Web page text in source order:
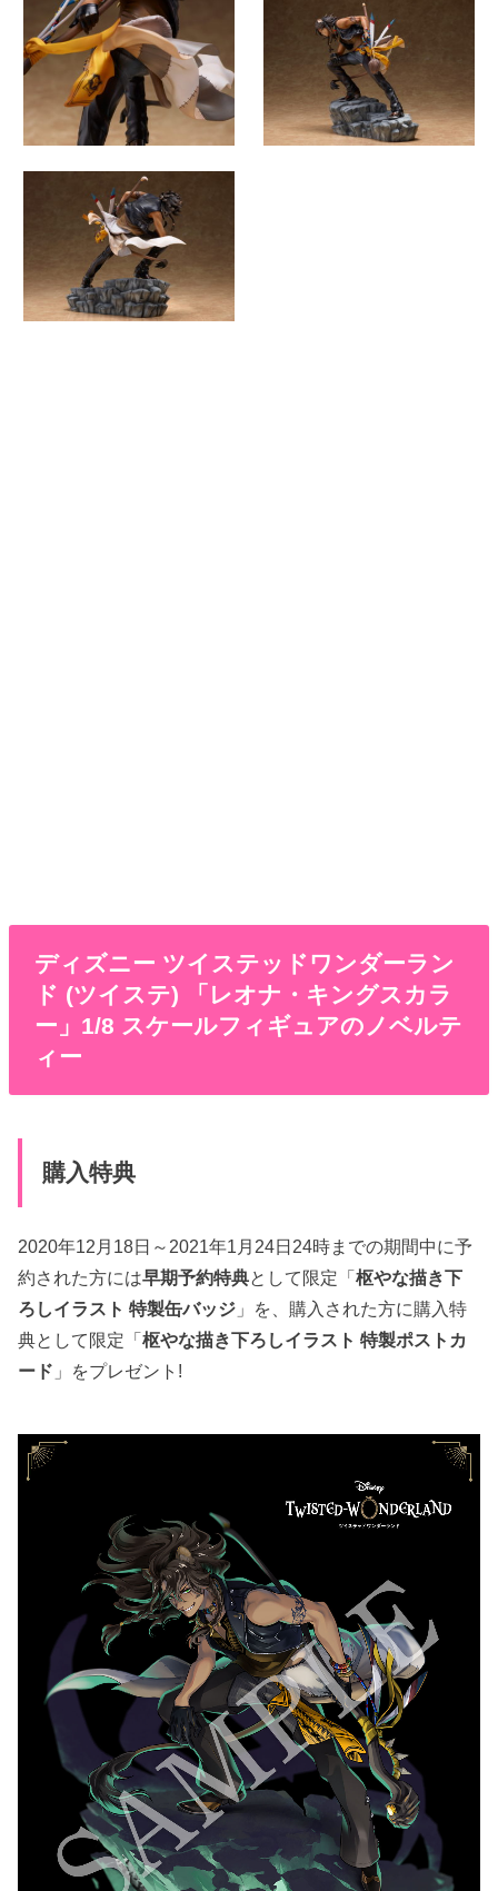
ディズニー ツイステッドワンダーラン
ド (ツイステ) 「レオナ・キングスカラ
ー」1/8 スケールフィギュアのノベルテ
ィー
購入特典
2020年12月18日～2021年1月24日24時までの期間中に予
約された方には早期予約特典として限定「枢やな描き下
ろしイラスト 特製缶バッジ 」を、購入された方に購入特
典として限定「枢やな描き下ろしイラスト 特製ポストカ
ード 」をプレゼント!